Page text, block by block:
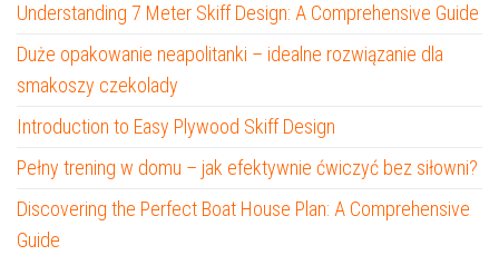
Understanding 7 Meter Skiff Design: A Comprehensive Guide
Duże opakowanie neapolitanki – idealne rozwiązanie dla
smakoszy czekolady
Introduction to Easy Plywood Skiff Design
Pełny trening w domu – jak efektywnie ćwiczyć bez siłowni?
Discovering the Perfect Boat House Plan: A Comprehensive
Guide